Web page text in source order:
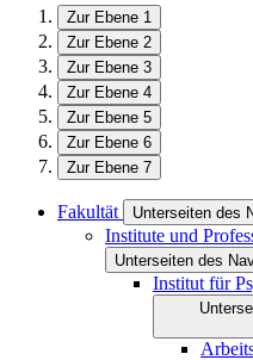
Zur Ebene 1
Zur Ebene 2
Zur Ebene 3
Zur Ebene 4
Zur Ebene 5
Zur Ebene 6
Zur Ebene 7
Fakultät Unterseiten des
Institute und
Unterseiten des
Institut für